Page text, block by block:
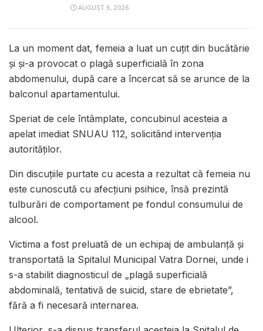
AUGUST 6, 2026
La un moment dat, femeia a luat un cuțit din bucătărie
și și-a provocat o plagă superficială în zona
abdomenului, după care a încercat să se arunce de la
balconul apartamentului.
Speriat de cele întâmplate, concubinul acesteia a
apelat imediat SNUAU 112, solicitând intervenția
autorităților.
Din discuțiile purtate cu acesta a rezultat că femeia nu
este cunoscută cu afecțiuni psihice, însă prezintă
tulburări de comportament pe fondul consumului de
alcool.
Victima a fost preluată de un echipaj de ambulanță și
transportată la Spitalul Municipal Vatra Dornei, unde i
s-a stabilit diagnosticul de „plagă superficială
abdominală, tentativă de suicid, stare de ebrietate”,
fără a fi necesară internarea.